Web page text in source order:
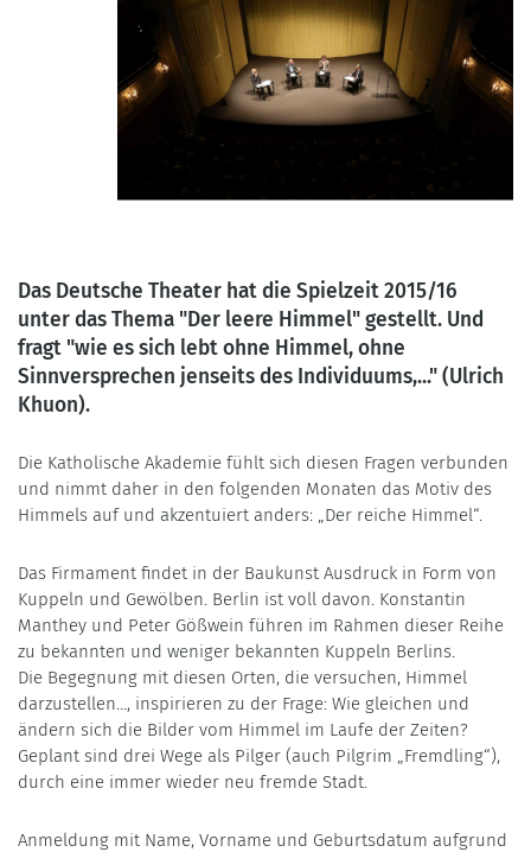
Das Deutsche Theater hat die Spielzeit 2015/16
unter das Thema "Der leere Himmel" gestellt. Und
fragt "wie es sich lebt ohne Himmel, ohne
Sinnversprechen jenseits des Individuums,..." (Ulrich
Khuon).
Die Katholische Akademie fühlt sich diesen Fragen verbunden
und nimmt daher in den folgenden Monaten das Motiv des
Himmels auf und akzentuiert anders: „Der reiche Himmel“.
Das Firmament findet in der Baukunst Ausdruck in Form von
Kuppeln und Gewölben. Berlin ist voll davon. Konstantin
Manthey und Peter Gößwein führen im Rahmen dieser Reihe
zu bekannten und weniger bekannten Kuppeln Berlins.
Die Begegnung mit diesen Orten, die versuchen, Himmel
darzustellen…, inspirieren zu der Frage: Wie gleichen und
ändern sich die Bilder vom Himmel im Laufe der Zeiten?
Geplant sind drei Wege als Pilger (auch Pilgrim „Fremdling“),
durch eine immer wieder neu fremde Stadt.
Anmeldung mit Name, Vorname und Geburtsdatum aufgrund